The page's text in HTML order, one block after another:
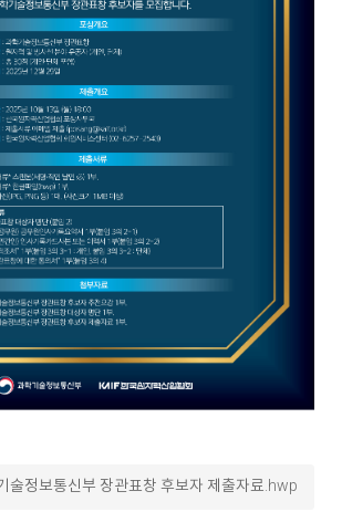
술정보통신부 장관표창 후보자 제출자료.hwp